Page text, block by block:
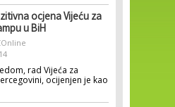
ocjena Vijeću za
u BiH
rad Vijeća za
ocijenjen je kao